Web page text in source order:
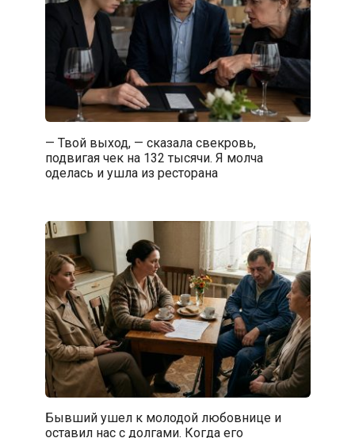
— Твой выход, — сказала свекровь,
подвигая чек на 132 тысячи. Я молча
оделась и ушла из ресторана
Бывший ушел к молодой любовнице и
оставил нас с долгами. Когда его